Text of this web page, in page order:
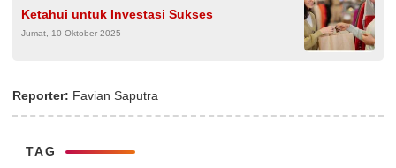
Ketahui untuk Investasi Sukses
Jumat, 10 Oktober 2025
Reporter: Favian Saputra
TAG